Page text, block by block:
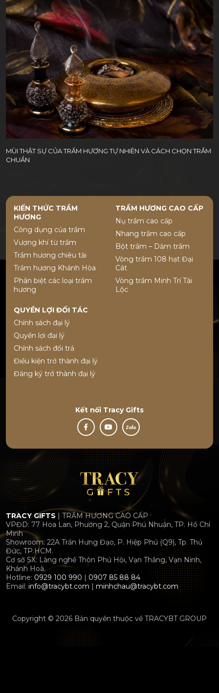
MÙI THẬT SỰ CỦA TRẦM HƯƠNG TỰ NHIÊN VÀ CÁCH CHỌN TRẦM
CHUẨN
KIẾN THỨC TRẦM
HƯƠNG
Công dụng của trầm
Vượng khí từ trầm
Trầm hương chiêu tài
Trầm hương Khánh Hòa
Phân biệt các loại trầm
hương
TRẦM HƯƠNG CAO CẤP
Nụ trầm cao cấp
Nhang trầm cao cấp
Bột trầm – Dăm trầm
Vòng trầm 108 hạt Đại
Cát
Vòng trầm Minh Trí Tài
Lộc
QUYỀN LỢI ĐỐI TÁC
Chính sách đại lý
Quyền lợi đại lý
Chính sách đổi trả
Điều kiện trở thành đại lý
Đăng ký trở thành đại lý
Kết nối Tracy Gifts
TRACY GIFTS | TRẦM HƯƠNG CAO CẤP
VPĐD: 77 Hoa Lan, Phường 2, Quận Phú Nhuận, TP. Hồ Chí
Minh
Showroom: 22A Trần Hưng Đạo, P. Hiệp Phú (Q9), Tp. Thủ
Đức, TP.HCM.
Cơ sở SX: Làng nghề Thôn Phú Hội, Vạn Thắng, Vạn Ninh,
Khánh Hoà.
Hotline: 0929 100 990
0907 85 88 84
Email: info@tracybt.com minhchau@tracybt.com
Copyright © 2026 Bản quyền thuộc về TRACYBT GROUP